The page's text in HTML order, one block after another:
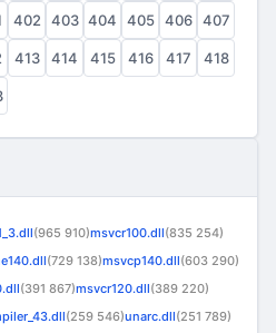
402 403 404 405 406 407
413 414 415 416 417 418
(965 910)msvcr100.dll(835 254)
(729 138)msvcp140.dll(603 290)
(391 867)msvcr120.dll(389 220)
(259 546)unarc.dll(251 789)